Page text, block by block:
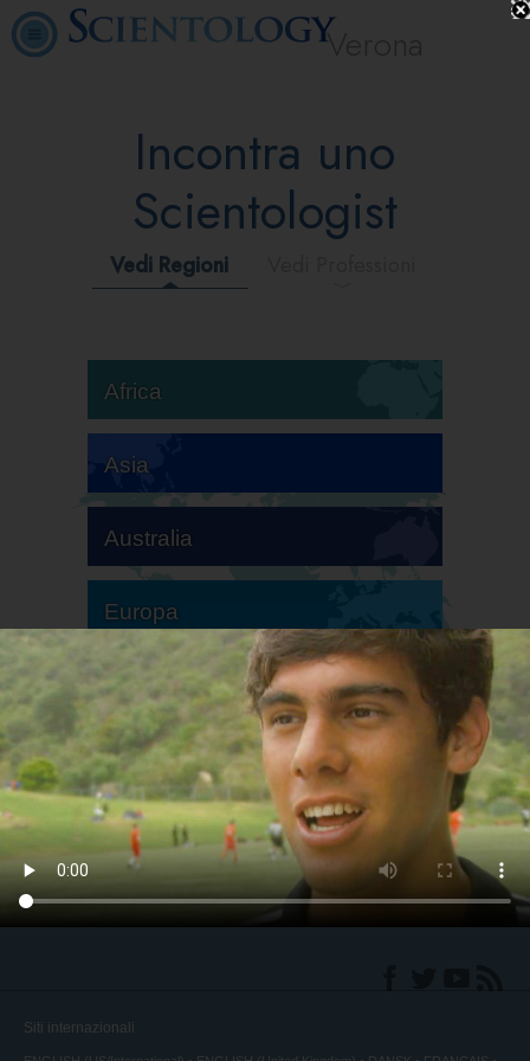
Verona
Incontra uno
Scientologist
Vedi Regioni
Africa
Asia
Australia
Europa
America del Sud
America del Nord
Siti internazionali